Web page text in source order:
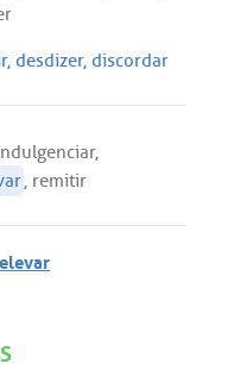
, desdizer, discordar
,
, remitir